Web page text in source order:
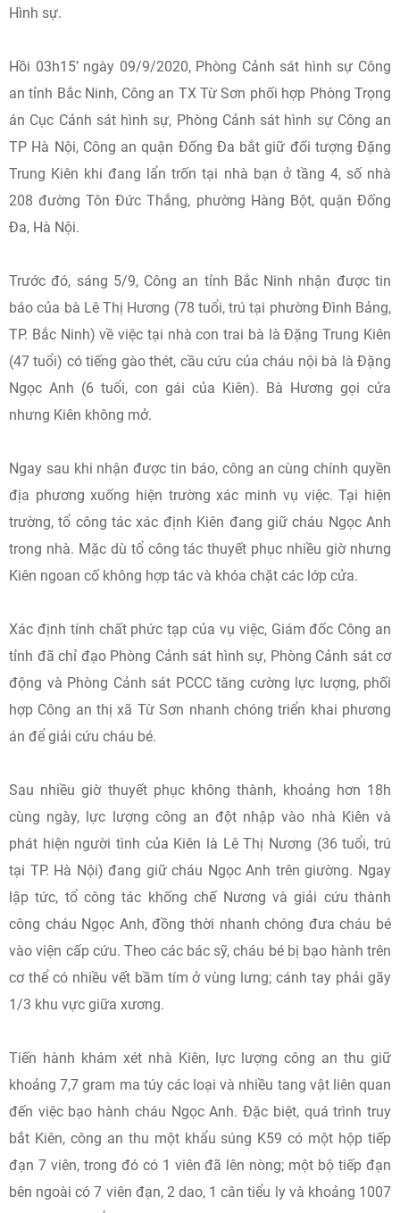
Hình sự.
Hồi 03h15’ ngày 09/9/2020, Phòng Cảnh sát hình sự Công
an tỉnh Bắc Ninh, Công an TX Từ Sơn phối hợp Phòng Trọng
án Cục Cảnh sát hình sự, Phòng Cảnh sát hình sự Công an
TP Hà Nội, Công an quận Đống Đa bắt giữ đối tượng Đặng
Trung Kiên khi đang lẩn trốn tại nhà bạn ở tầng 4, số nhà
208 đường Tôn Đức Thắng, phường Hàng Bột, quận Đống
Đa, Hà Nội.
Trước đó, sáng 5/9, Công an tỉnh Bắc Ninh nhận được tin
báo của bà Lê Thị Hương (78 tuổi, trú tại phường Đình Bảng,
TP. Bắc Ninh) về việc tại nhà con trai bà là Đặng Trung Kiên
(47 tuổi) có tiếng gào thét, cầu cứu của cháu nội bà là Đặng
Ngọc Anh (6 tuổi, con gái của Kiên). Bà Hương gọi cửa
nhưng Kiên không mở.
Ngay sau khi nhận được tin báo, công an cùng chính quyền
địa phương xuống hiện trường xác minh vụ việc. Tại hiện
trường, tổ công tác xác định Kiên đang giữ cháu Ngọc Anh
trong nhà. Mặc dù tổ công tác thuyết phục nhiều giờ nhưng
Kiên ngoan cố không hợp tác và khóa chặt các lớp cửa.
Xác định tính chất phức tạp của vụ việc, Giám đốc Công an
tỉnh đã chỉ đạo Phòng Cảnh sát hình sự, Phòng Cảnh sát cơ
động và Phòng Cảnh sát PCCC tăng cường lực lượng, phối
hợp Công an thị xã Từ Sơn nhanh chóng triển khai phương
án để giải cứu cháu bé.
Sau nhiều giờ thuyết phục không thành, khoảng hơn 18h
cùng ngày, lực lượng công an đột nhập vào nhà Kiên và
phát hiện người tình của Kiên là Lê Thị Nương (36 tuổi, trú
tại TP. Hà Nội) đang giữ cháu Ngọc Anh trên giường. Ngay
lập tức, tổ công tác khống chế Nương và giải cứu thành
công cháu Ngọc Anh, đồng thời nhanh chóng đưa cháu bé
vào viện cấp cứu. Theo các bác sỹ, cháu bé bị bạo hành trên
cơ thể có nhiều vết bầm tím ở vùng lưng; cánh tay phải gãy
1/3 khu vực giữa xương.
Tiến hành khám xét nhà Kiên, lực lượng công an thu giữ
khoảng 7,7 gram ma túy các loại và nhiều tang vật liên quan
đến việc bạo hành cháu Ngọc Anh. Đặc biệt, quá trình truy
bắt Kiên, công an thu một khẩu súng K59 có một hộp tiếp
đạn 7 viên, trong đó có 1 viên đã lên nòng; một bộ tiếp đạn
bên ngoài có 7 viên đạn, 2 dao, 1 cân tiểu ly và khoảng 1007